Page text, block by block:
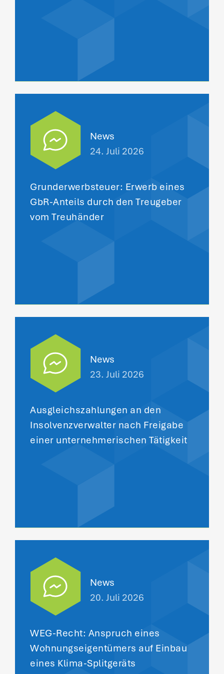
News
24. Juli 2026
Grunderwerbsteuer: Erwerb eines
GbR-Anteils durch den Treugeber
vom Treuhänder
News
23. Juli 2026
Ausgleichszahlungen an den
Insolvenzverwalter nach Freigabe
einer unternehmerischen Tätigkeit
News
20. Juli 2026
WEG-Recht: Anspruch eines
Wohnungseigentümers auf Einbau
eines Klima-Splitgeräts